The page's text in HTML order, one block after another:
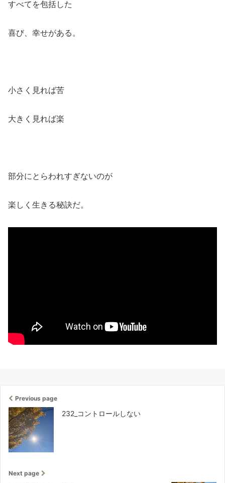
すべてを包括した
喜び、幸せがある。
小さく見れば苦
大きく見れば楽
部分にとらわれすぎないのが
楽しく生きる秘訣だ。
Previous page
232_コントロールしない
Next page